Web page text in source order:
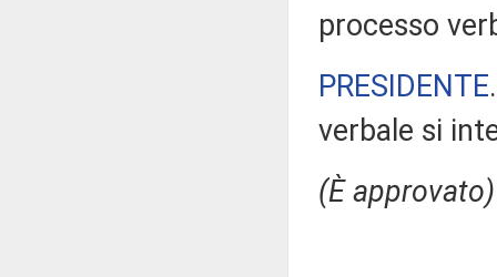
processo
PRESIDENTE
verbale si
(È approvato)